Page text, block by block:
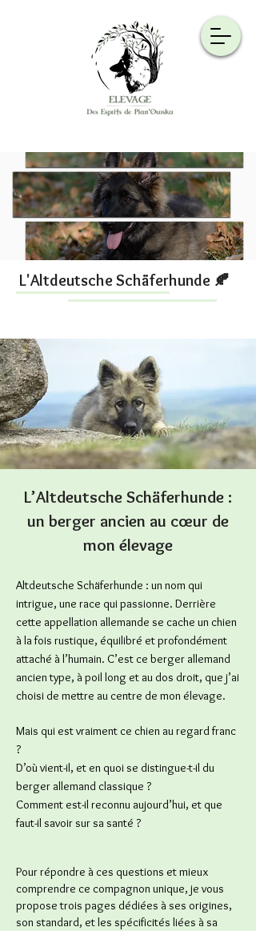
L'Altdeutsche Schäferhunde 🍂
L’Altdeutsche Schäferhunde :
un berger ancien au cœur de
mon élevage
Altdeutsche Schäferhunde : un nom qui
intrigue, une race qui passionne. Derrière
cette appellation allemande se cache un chien
à la fois rustique, équilibré et profondément
attaché à l’humain. C’est ce berger allemand
ancien type, à poil long et au dos droit, que j’ai
choisi de mettre au centre de mon élevage.
Mais qui est vraiment ce chien au regard franc
?
D’où vient-il, et en quoi se distingue-t-il du
berger allemand classique ?
Comment est-il reconnu aujourd’hui, et que
faut-il savoir sur sa santé ?
Pour répondre à ces questions et mieux
comprendre ce compagnon unique, je vous
propose trois pages dédiées à ses origines,
son standard, et les spécificités liées à sa